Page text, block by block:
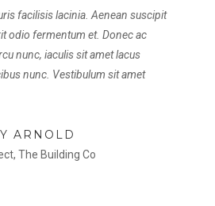
facilisis lacinia. Aenean suscipit
odio fermentum et. Donec ac
nunc, iaculis sit amet lacus
nunc. Vestibulum sit amet
ARNOLD
The Building Co